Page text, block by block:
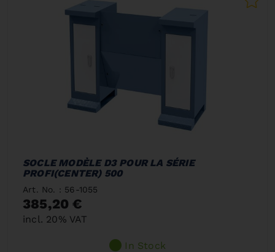
SOCLE MODÈLE D3 POUR LA SÉRIE
PROFI(CENTER) 500
Art. No. : 56-1055
385,20 €
incl. 20% VAT
In Stock